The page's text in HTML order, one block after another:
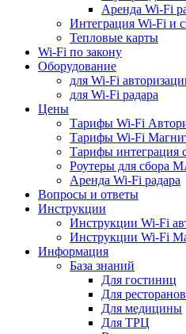
Аренда Wi-Fi
Интеграция Wi-Fi и
Тепловые карты
Wi-Fi по закону
Оборудование
для Wi-Fi
для Wi-Fi радара
Цены
Тарифы Wi-Fi
Тарифы Wi-Fi
Тарифы интеграция
Роутеры для сбора
Аренда Wi-Fi радара
Вопросы и ответы
Инструкции
Инструкции Wi-Fi
Инструкции Wi-Fi
Информация
База знаний
Для гостиниц
Для ресторанов
Для медицины
Для ТРЦ